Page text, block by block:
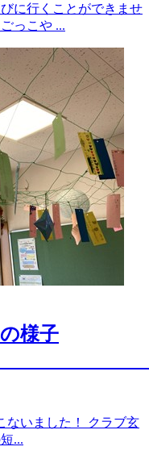
に行くことができませ
っこや ...
様子
ないました！ クラブ玄
...